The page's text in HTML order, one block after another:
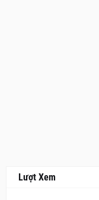
Lượt Xem